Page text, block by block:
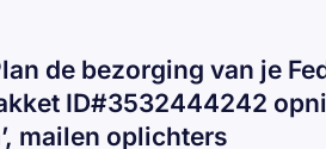
de bezorging van je
ID#3532444242
mailen oplichters